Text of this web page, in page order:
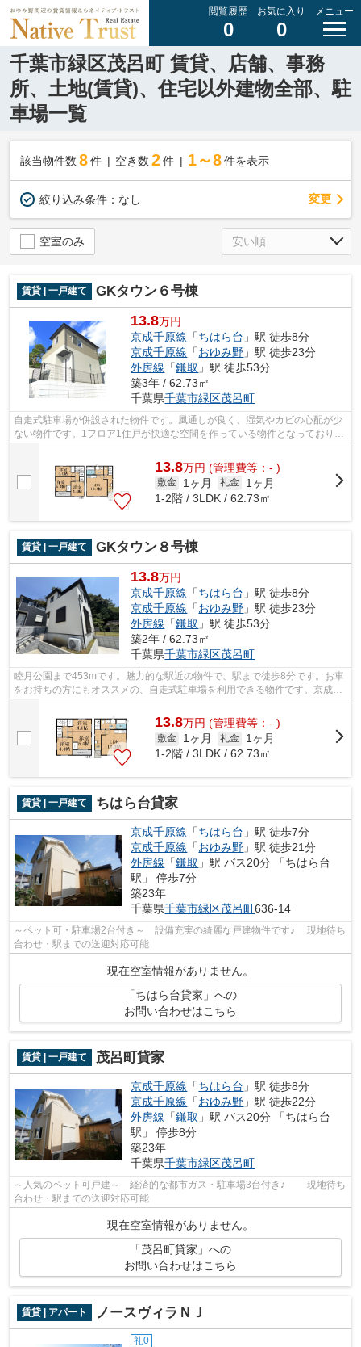
閲覧履歴
0
お気に入り
0
メニュー
千葉市緑区茂呂町 賃貸、店舗、事務
所、土地(賃貸)、住宅以外建物全部、駐
車場一覧
該当物件数 8件 空き数 2 件 1～8 件を表示
絞り込み条件： なし 変更
空室のみ
賃貸 | 一戸建て GKタウン６号棟
13.8万円
京成千原線 「ちはら台 」駅 徒歩8分
京成千原線 「おゆみ野 」駅 徒歩23分
外房線 「鎌取 」駅 徒歩53分
築3年 / 62.73㎡
千葉県千葉市緑区茂呂町
自走式駐車場が併設された物件です。風通しが良く、湿気やカビの心配が少
ない物件です。1フロア1住戸が快適な空間を作っている物件となっておりま
13.8万円 (管理費等：- )
敷金 1ヶ月 礼金
1ヶ月
1-2階 / 3LDK / 62.73㎡
賃貸 | 一戸建て GKタウン８号棟
13.8万円
京成千原線 「ちはら台 」駅 徒歩8分
京成千原線 「おゆみ野 」駅 徒歩23分
外房線 「鎌取 」駅 徒歩53分
築2年 / 62.73㎡
千葉県千葉市緑区茂呂町
睦月公園まで453mです。魅力的な駅近の物件で、駅まで徒歩8分です。お車
をお持ちの方にもオススメの、自走式駐車場を利用できる物件です。京成千
原線ちはら台周辺の物件なら、地域に詳...
13.8万円 (管理費等：- )
敷金 1ヶ月 礼金
1ヶ月
1-2階 / 3LDK / 62.73㎡
賃貸 | 一戸建て ちはら台貸家
京成千原線 「ちはら台 」駅 徒歩7分
京成千原線 「おゆみ野 」駅 徒歩21分
外房線 「鎌取 」駅 バス20分 「ちはら台
駅」 停歩7分
築23年
千葉県千葉市緑区茂呂町636-14
～ペット可・駐車場2台付き～ 設備充実の綺麗な戸建物件です♪ 現地待ち
合わせ・駅までの送迎対応可能
現在空室情報がありません。
「ちはら台貸家」への
お問い合わせはこちら
賃貸 | 一戸建て 茂呂町貸家
京成千原線 「ちはら台 」駅 徒歩8分
京成千原線 「おゆみ野 」駅 徒歩22分
外房線 「鎌取 」駅 バス20分 「ちはら台
駅」 停歩8分
築23年
千葉県千葉市緑区茂呂町
～人気のペット可戸建～ 経済的な都市ガス・駐車場3台付き♪ 現地待ち
合わせ・駅までの送迎対応可能
現在空室情報がありません。
「茂呂町貸家」への
お問い合わせはこちら
賃貸 | アパート ノースヴィラＮＪ
礼0